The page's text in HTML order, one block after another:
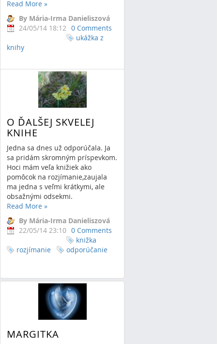
Read More »
By Mária-Irma Danieliszová
24/05/14 18:12 0 Comments
ukážka z
knihy
O ĎALŠEJ SKVELEJ
KNIHE
Jedna sa dnes už odporúčala. Ja
sa pridám skromným príspevkom.
Hoci mám veľa knižiek ako
pomôcok na rozjímanie,zaujala
ma jedna s veľmi krátkymi, ale
obsažnými odsekmi.
Read More »
By Mária-Irma Danieliszová
22/05/14 23:10 0 Comments
knižka
rozjímanie
odporúčanie
MARGITKA